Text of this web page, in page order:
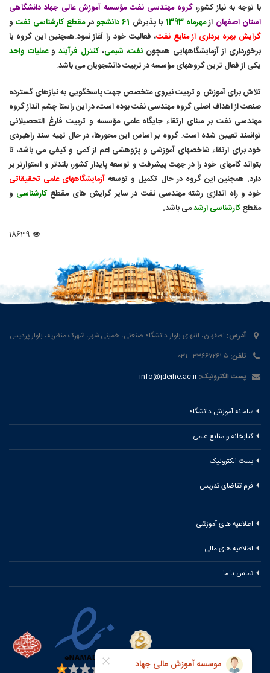
با توجه به نياز کشور،گروه مهندسی نفت مؤسسه آموزش عالی جهاد دانشگاهی
استان اصفهان ازمهرماه 1393 با پذيرش 61 دانشجو درمقطع کارشناسی نفتو
گرایش بهره برداری از منابع نفت، فعاليت خود را آغاز نمود.همچنين اين گروه با
برخورداری از آزمایشگاههایی همچوننفت، شيمی،کنترل فرآيندوعمليات واحد
یکی از فعال ترین گروههای مؤسسه در تربیت دانشجویان می باشد.
تلاش برای آموزش و تربيت نيروی متخصص جهت پاسخگويی به نيازهای گسترده
صنعت از اهداف اصلی گروه مهندسی نفت بوده است، در این راستا چشم انداز گروه
مهندسی نفت بر مبنای ارتقاء جایگاهعلمی مؤسسه و تربیت فارغ التحصیلانی
توانمند تعیین شده است. گروه بر اساس این محورها، در حال تهیه سند راهبردی
خود برای ارتقاء شاخصهای آموزشی و پژوهشی اعم از کمی و کیفی می باشد، تا
بتواندگامهای خود را در جهت پیشرفت و توسعه پایدار کشور، بلندتر و استوارتر بر
دارد. همچنین این گروه در حال تکمیل و توسعه آزمایشگاههای علمی تحقیقاتی
خود و راه اندازی رشته مهندسی نفت در سایر گرایش های مقطعکارشناسی و
مقطعکارشناسی ارشدمی باشد.
آدرس: اصفهان، انتهای بلوار دانشگاه صنعتی، خمینی شهر، شهرک منظریه، بلوار پردیس
تلفن: ۵-۳۳۶۶۷۲۶۱ - ۰۳۱
پست الکترونیک: info@jdeihe.ac.ir
سامانه آموزش دانشگاه
کتابخانه و منابع علمی
پست الکترونیک
فرم تقاضای تدریس
اطلاعیه های آموزشی
اطلاعیه های مالی
تماس با ما